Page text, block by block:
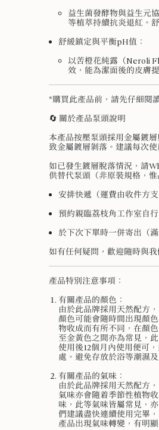
益生菌發酵物與益生元
等植萃持續抗炎退紅。
舒緩鎮定與平衡pH值：
以苦橙花純露（Neroli
效，能為潔面後的皮膚
*購買此產品前，請先仔細閱
🔄 關於產品泵頭說明
本產品按壓泵頭採用金屬鍍
致金屬鍍層剝落。建議每次
如已發生鍍層脫落情況，請
供替代泵頭（非原裝規格，
安排快遞（運費由收件方
預約親臨荔枝角工作室自
於下次下單時一併寄出（
如有任何疑問，歡迎隨時與我
產品特別注意事項：
有關產品的顏色：
由於此品牌採用天然配方
顏色可能會隨時間出現顏
物收成而有所不同，在顏
至金黃色之間亦為常見，
使用後12個月內使用便可
處。避免存放於浴等潮濕
有關產品的氣味：
由於此品牌採用天然配方
氣味亦會隨着季節性植物
味，此等氣味皆屬常見，
們建議盡快連續使用完畢
產品出現氣味轉變，有明